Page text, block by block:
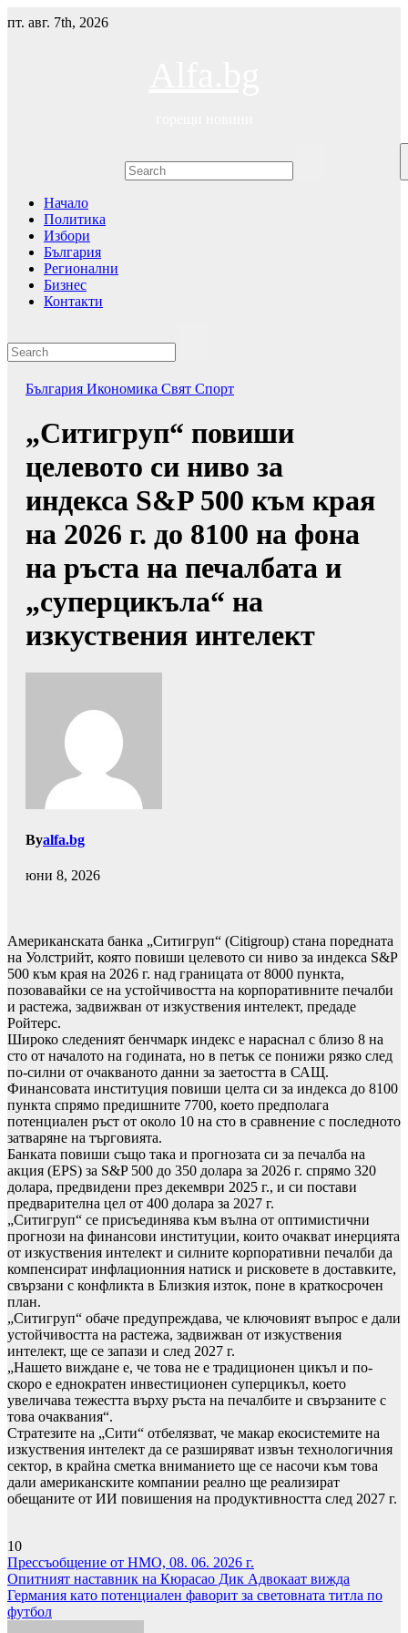
to
пт. авг. 7th, 2026
Начало
Политика
Избори
България
Регионални
Бизнес
Контакти
България Икономика Свят Спорт
„Ситигруп“ повиши
целевото си ниво за
индекса S&P 500 към края
на 2026 г. до 8100 на фона
на ръста на печалбата и
„суперцикъла“ на
изкуствения интелект
Byalfa.bg
юни 8, 2026
Американската банка „Ситигруп“ (Citigroup) стана поредната
на Уолстрийт, която повиши целевото си ниво за индекса S&P
500 към края на 2026 г. над границата от 8000 пункта,
позовавайки се на устойчивостта на корпоративните печалби
и растежа, задвижван от изкуствения интелект, предаде
Ройтерс.
Широко следеният бенчмарк индекс е нараснал с близо 8 на
сто от началото на годината, но в петък се понижи рязко след
по-силни от очакваното данни за заетостта в САЩ.
Финансовата институция повиши целта си за индекса до 8100
пункта спрямо предишните 7700, което предполага
потенциален ръст от около 10 на сто в сравнение с последното
затваряне на търговията.
Банката повиши също така и прогнозата си за печалба на
акция (EPS) за S&P 500 до 350 долара за 2026 г. спрямо 320
долара, предвидени през декември 2025 г., и си постави
предварителна цел от 400 долара за 2027 г.
„Ситигруп“ се присъединява към вълна от оптимистични
прогнози на финансови институции, които очакват инерцията
от изкуствения интелект и силните корпоративни печалби да
компенсират инфлационния натиск и рисковете в доставките,
свързани с конфликта в Близкия изток, поне в краткосрочен
план.
„Ситигруп“ обаче предупреждава, че ключовият въпрос е дали
устойчивостта на растежа, задвижван от изкуствения
интелект, ще се запази и след 2027 г.
„Нашето виждане е, че това не е традиционен цикъл и по-
скоро е еднократен инвестиционен суперцикъл, което
увеличава тежестта върху ръста на печалбите и свързаните с
това очаквания“.
Стратезите на „Сити“ отбелязват, че макар екосистемите на
изкуствения интелект да се разширяват извън технологичния
сектор, в крайна сметка вниманието ще се насочи към това
дали американските компании реално ще реализират
обещаните от ИИ повишения на продуктивността след 2027 г.
10
Навигация
Прессъобщение от НМО, 08. 06. 2026 г.
Опитният наставник на Кюрасао Дик Адвокаат вижда
Германия като потенциален фаворит за световната титла по
футбол